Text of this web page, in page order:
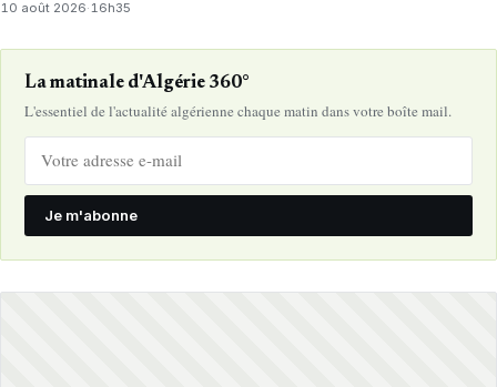
10 août 2026·16h35
La matinale d'Algérie 360°
L'essentiel de l'actualité algérienne chaque matin dans votre boîte mail.
Je m'abonne